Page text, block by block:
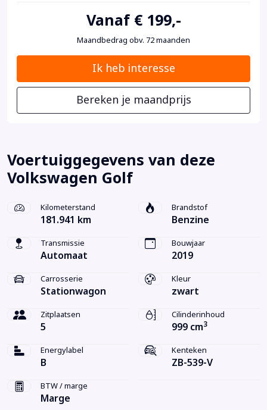
Vanaf € 199,-
Maandbedrag obv. 72 maanden
Ik heb interesse
Bereken je maandprijs
Voertuiggegevens van deze
Volkswagen Golf
Kilometerstand
181.941 km
Brandstof
Benzine
Transmissie
Automaat
Bouwjaar
2019
Carrosserie
Stationwagon
Kleur
zwart
Zitplaatsen
5
Cilinderinhoud
999 cm3
Energylabel
B
Kenteken
ZB-539-V
BTW / marge
Marge